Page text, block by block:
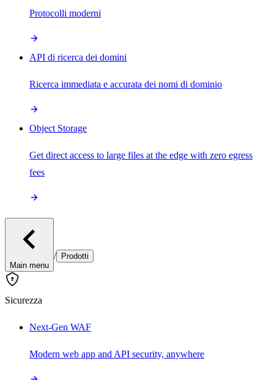
Protocolli moderni
API di ricerca dei domini
Ricerca immediata e accurata dei nomi di dominio
Object Storage
Get direct access to large files at the edge with zero egress
fees
Main menu
/ Prodotti
Sicurezza
Next-Gen WAF
Modern web app and API security, anywhere